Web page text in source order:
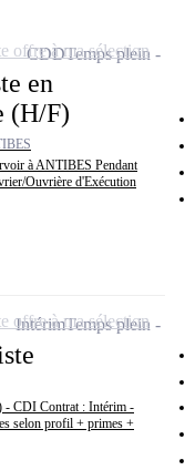
en
(H/F)
à ANTIBES Pendant
Ouvrière d'Exécution
CDDTemps plein
offre à ma sélection
CDI Contrat : Intérim -
selon profil + primes +
IntérimTemps plein
offre à ma sélection